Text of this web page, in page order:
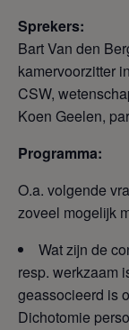
Sprekers:
Bart Van den
kamervoorzitter
CSW,
Koen Geelen,
Programma:
O.a. volgende
zoveel mogelijk
Wat zijn de
resp. werkzaam
geassocieerd is
Dichotomie